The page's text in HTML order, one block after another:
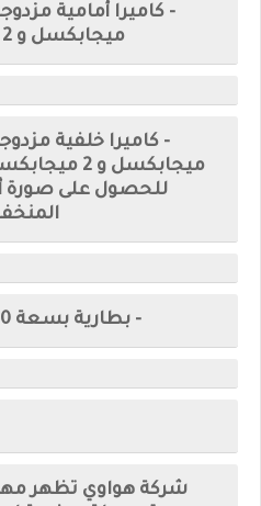
ميجابكسل و 2 ميجابكسل.
ميجابكسل و
للحصول على صورة
- بطارية بسعة 3750 مللي أمبير.
شركة هواوي تظهر